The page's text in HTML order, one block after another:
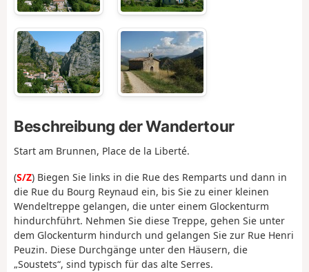
Beschreibung der Wandertour
Start am Brunnen, Place de la Liberté.
(S/Z) Biegen Sie links in die Rue des Remparts und dann in
die Rue du Bourg Reynaud ein, bis Sie zu einer kleinen
Wendeltreppe gelangen, die unter einem Glockenturm
hindurchführt. Nehmen Sie diese Treppe, gehen Sie unter
dem Glockenturm hindurch und gelangen Sie zur Rue Henri
Peuzin. Diese Durchgänge unter den Häusern, die
„Soustets“, sind typisch für das alte Serres.